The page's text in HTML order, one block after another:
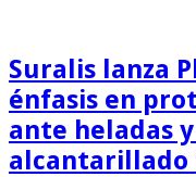
Suralis lanza
énfasis en
ante heladas
alcantarillado